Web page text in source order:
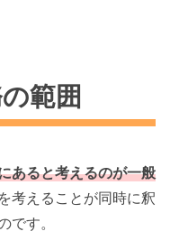
範囲
あると考えるのが一般
考えることが同時に釈
です。